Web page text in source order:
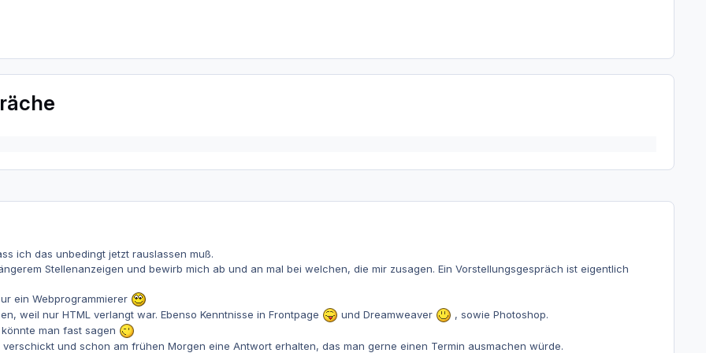
ich das unbedingt jetzt rauslassen muß.
Stellenanzeigen und bewirb mich ab und an mal bei welchen, die mir zusagen. Ein Vorstellungsgespräch ist eigentlich
ein Webprogrammierer
weil nur HTML verlangt war. Ebenso Kenntnisse in Frontpage
und Dreamweaver
, sowie Photoshop.
man fast sagen
und schon am frühen Morgen eine Antwort erhalten, das man gerne einen Termin ausmachen würde.